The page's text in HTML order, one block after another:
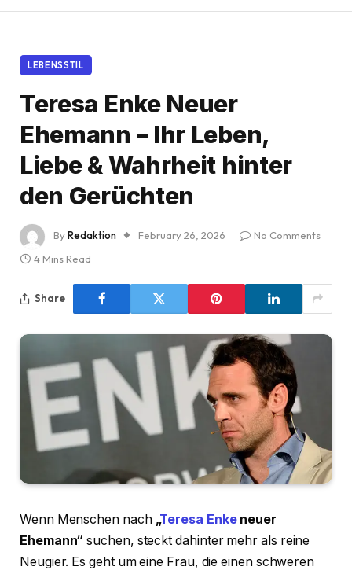
LEBENSSTIL
Teresa Enke Neuer
Ehemann – Ihr Leben,
Liebe & Wahrheit hinter
den Gerüchten
ByRedaktion February 26, 2026
No Comments
4 Mins Read
Share
Wenn Menschen nach „Teresa Enkeneuer
Ehemann“ suchen, steckt dahinter mehr als reine
Neugier. Es geht um eine Frau, die einen schweren